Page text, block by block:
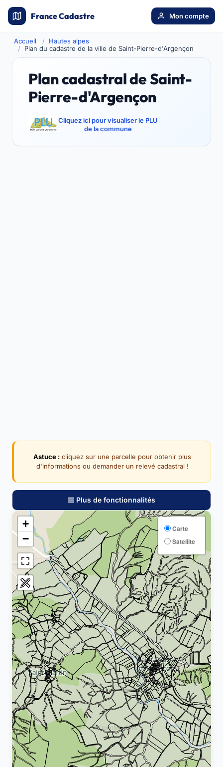
France Cadastre Mon compte
Accueil
Hautes alpes
Plan du cadastre de la ville de Saint-Pierre-d'Argençon
Plan cadastral de Saint-
Pierre-d'Argençon
Cliquez ici pour visualiser le PLU
de la commune
Astuce : cliquez sur une parcelle pour obtenir plus
d'informations ou demander un relevé cadastral !
Plus de fonctionnalités
+
−
Carte
Satellite